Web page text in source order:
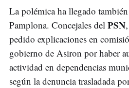
La polémica ha llegado
Pamplona. Concejales del PSN,
pedido explicaciones en
gobierno de Asiron por haber
actividad en dependencias
según la denuncia trasladada